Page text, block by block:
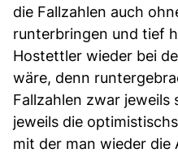
die Fallzahlen auch
runterbringen und tief
Hostettler wieder bei
wäre, denn
Fallzahlen zwar jeweils
jeweils die
mit der man wieder die